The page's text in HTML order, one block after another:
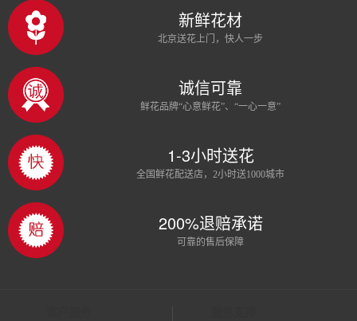
新鲜花材
北京送花上门，快人一步
诚信可靠
鲜花品牌“心意鲜花”、“一心一意”
1-3小时送花
全国鲜花配送店，2小时送1000城市
200%退赔承诺
可靠的售后保障